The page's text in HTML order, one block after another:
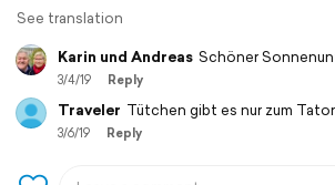
See translation
Karin und Andreas Schöner
3/4/19 Reply
Traveler Tütchen gibt es nur zum
3/6/19 Reply